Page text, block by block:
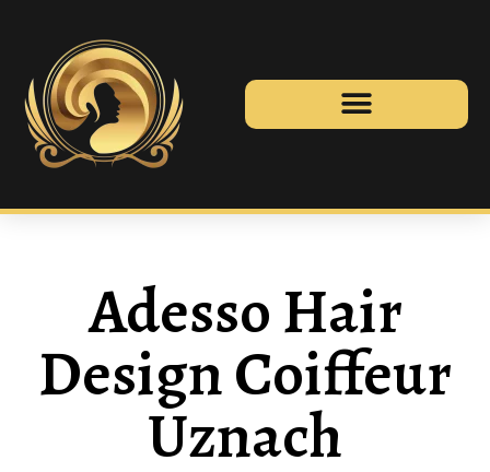
Adesso Hair
Design Coiffeur
Uznach